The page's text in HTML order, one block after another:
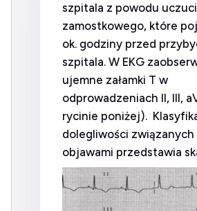
szpitala z powodu
zamostkowego, które
ok. godziny przed
szpitala. W EKG
ujemne załamki T w
odprowadzeniach II, III,
rycinie poniżej).
dolegliwości związanych
objawami przedstawia